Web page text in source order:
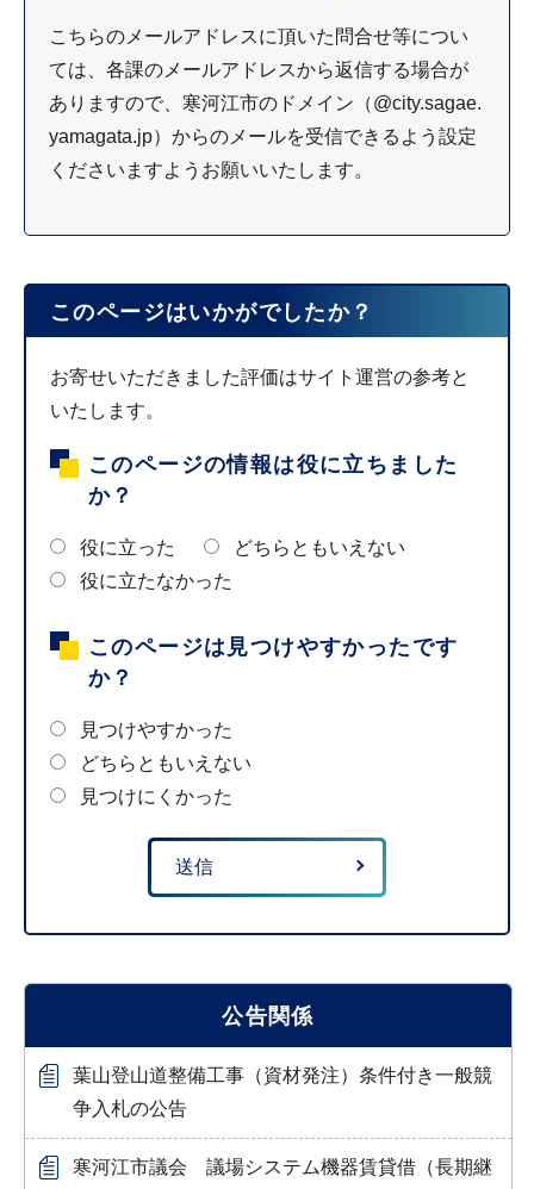
こちらのメールアドレスに頂いた問合せ等につい
ては、各課のメールアドレスから返信する場合が
ありますので、寒河江市のドメイン（@city.sagae.
yamagata.jp）からのメールを受信できるよう設定
くださいますようお願いいたします。
このページはいかがでしたか？
お寄せいただきました評価はサイト運営の参考と
いたします。
このページの情報は役に立ちました
か？
役に立った
どちらともいえない
役に立たなかった
このページは見つけやすかったです
か？
見つけやすかった
どちらともいえない
見つけにくかった
公告関係
葉山登山道整備工事（資材発注）条件付き一般競
争入札の公告
寒河江市議会 議場システム機器賃貸借（長期継